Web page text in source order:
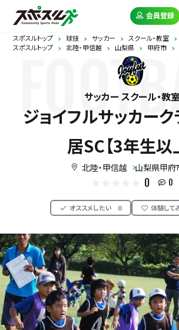
会員登録
スポスルトップ 球技 サッカー スクール・教室
スポスルトップ
北陸・甲信越 山梨県 甲府市
サッカー スクール・教
ジョイフルサッカー
居SC【3年生以
北陸・甲信越 山梨県甲府
0 0
オススメしたい 0 体験して